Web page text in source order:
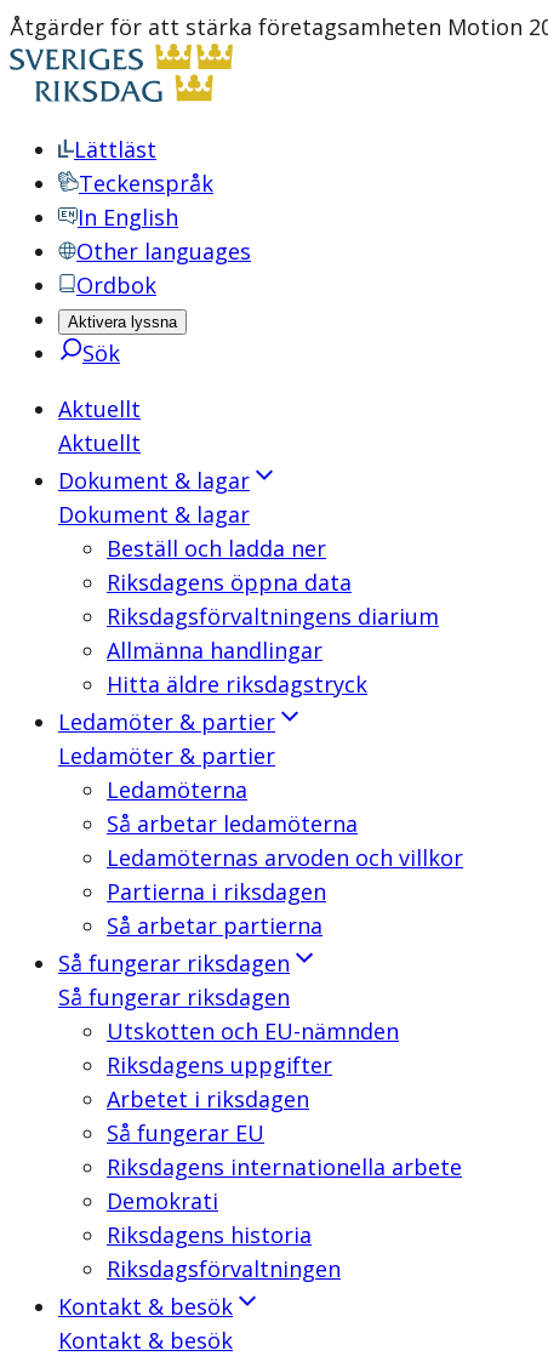
Åtgärder för att stärka företagsamheten Motion
Lättläst
Teckenspråk
In English
Other languages
Ordbok
Aktivera lyssna
Sök
Aktuellt
Aktuellt
Dokument & lagar
Dokument & lagar
Beställ och ladda ner
Riksdagens öppna data
Riksdagsförvaltningens diarium
Allmänna handlingar
Hitta äldre riksdagstryck
Ledamöter & partier
Ledamöter & partier
Ledamöterna
Så arbetar ledamöterna
Ledamöternas arvoden och villkor
Partierna i riksdagen
Så arbetar partierna
Så fungerar riksdagen
Så fungerar riksdagen
Utskotten och EU-nämnden
Riksdagens uppgifter
Arbetet i riksdagen
Så fungerar EU
Riksdagens internationella arbete
Demokrati
Riksdagens historia
Riksdagsförvaltningen
Kontakt & besök
Kontakt & besök